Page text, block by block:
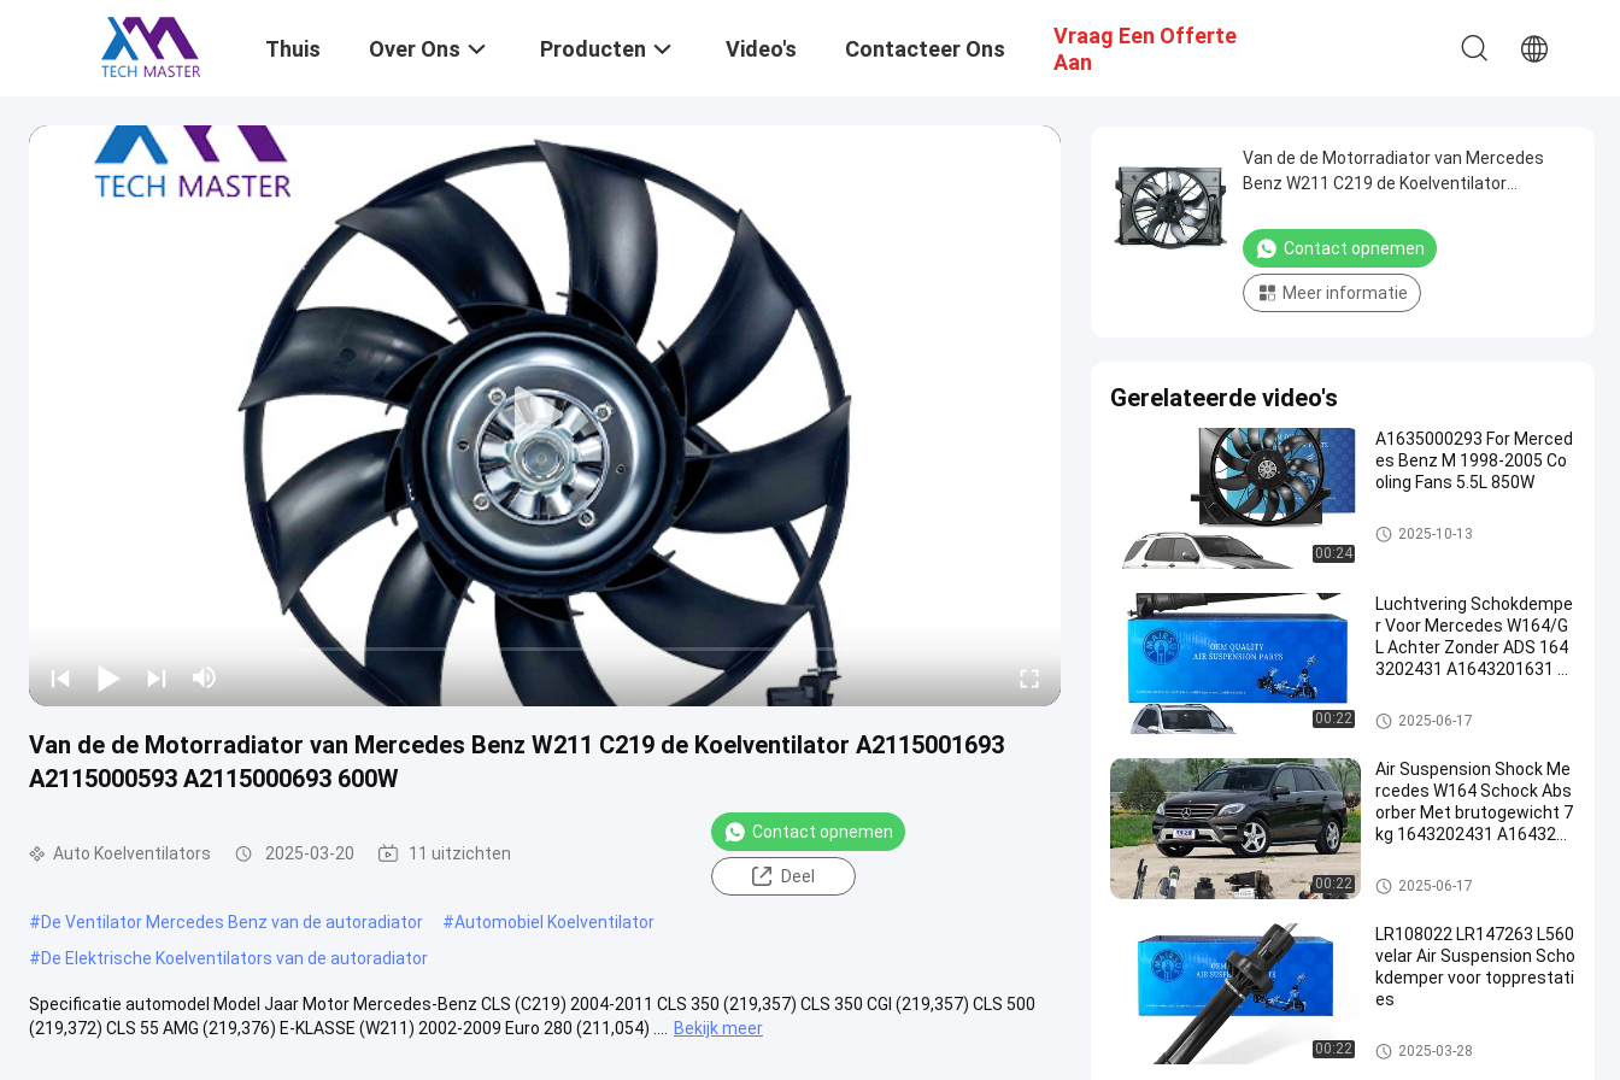
Thuis Over Ons Producten Video's Contacteer Ons
Vraag Een Offerte
Aan
Van de de Motorradiator van Mercedes Benz W211 C219 de Koelventilator A2115001693
A2115000593 A2115000693 600W
Auto Koelventilators 2025-03-20 11 uitzichten
Contact opnemen
Deel
#De Ventilator Mercedes Benz van de autoradiator #Automobiel Koelventilator
#De Elektrische Koelventilators van de autoradiator
Specificatie automodel Model Jaar Motor Mercedes-Benz CLS (C219) 2004-2011 CLS 350 (219,357) CLS 350 CGI (219,357) CLS 500
(219,372) CLS 55 AMG (219,376) E-KLASSE (W211) 2002-2009 Euro 280 (211,054) ....
Bekijk meer
Van de de Motorradiator van Mercedes
Benz W211 C219 de Koelventilator
600W
Contact opnemen
Meer informatie
Gerelateerde video's
00:24
A1635000293 For Merced
es Benz M 1998-2005 Co
oling Fans 5.5L 850W
Auto Koelventilators
2025-10-13
00:22
Luchtvering Schokdempe
r Voor Mercedes W164/G
L Achter Zonder ADS 164
3202431 A1643201631 1
De Schok van de luchtopschor
ting
2025-06-17
00:22
Air Suspension Shock Me
rcedes W164 Schock Abs
orber Met brutogewicht 7
kg 1643202431 A1643201
De Schok van de luchtopschor
ting
2025-06-17
00:22
LR108022 LR147263 L560
velar Air Suspension Scho
kdemper voor topprestati
es
De Schok van de luchtopschor
ting
2025-03-28